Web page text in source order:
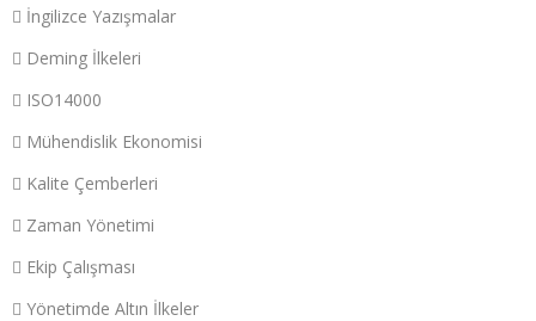
 İngilizce Yazışmalar
 Deming İlkeleri
 ISO14000
 Mühendislik Ekonomisi
 Kalite Çemberleri
 Zaman Yönetimi
 Ekip Çalışması
 Yönetimde Altın İlkeler